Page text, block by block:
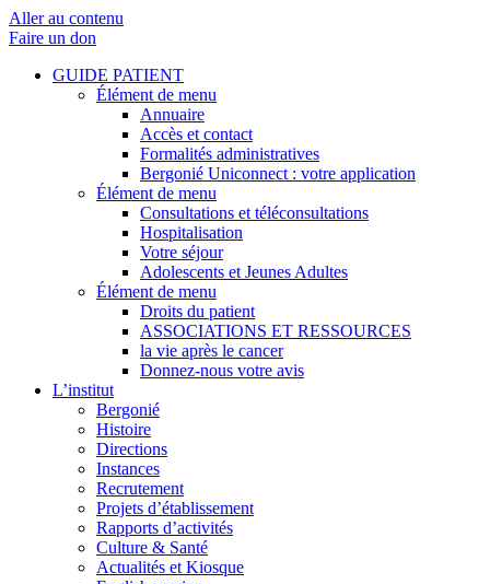
Aller au contenu
Faire un don
GUIDE PATIENT
Élément de menu
Annuaire
Accès et contact
Formalités administratives
Bergonié Uniconnect : votre application
Élément de menu
Consultations et téléconsultations
Hospitalisation
Votre séjour
Adolescents et Jeunes Adultes
Élément de menu
Droits du patient
ASSOCIATIONS ET RESSOURCES
la vie après le cancer
Donnez-nous votre avis
L’institut
Bergonié
Histoire
Directions
Instances
Recrutement
Projets d’établissement
Rapports d’activités
Culture & Santé
Actualités et Kiosque